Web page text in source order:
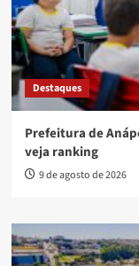
Destaques
Prefeitura de
veja ranking
9 de agosto de 2026